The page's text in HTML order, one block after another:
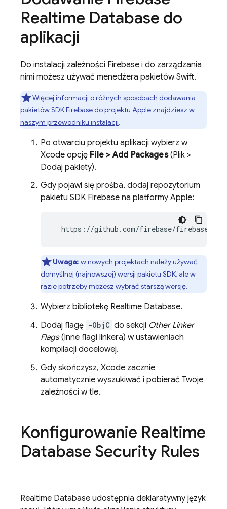
Realtime Database do
aplikacji
Do instalacji zależności Firebase i do zarządzania
nimi możesz używać menedżera pakietów Swift.
Więcej informacji o różnych sposobach dodawania
pakietów SDK Firebase do projektu Apple znajdziesz w
naszym przewodniku instalacji.
Po otwarciu projektu aplikacji wybierz w
Xcode opcję File > Add Packages(Plik >
Dodaj pakiety).
Gdy pojawi się prośba, dodaj repozytorium
pakietu SDK Firebase na platformy Apple:
https://github.com/firebase/firebase-
Uwaga: w nowych projektach należy używać
domyślnej (najnowszej) wersji pakietu SDK, ale w
razie potrzeby możesz wybrać starszą wersję.
Wybierz bibliotekę Realtime Database.
Dodaj flagę -ObjC do sekcji Other Linker
Flags(Inne flagi linkera) w ustawieniach
kompilacji docelowej.
Gdy skończysz, Xcode zacznie
automatycznie wyszukiwać i pobierać Twoje
zależności w tle.
Konfigurowanie Realtime
Database Security Rules
Realtime Database udostępnia deklaratywny język